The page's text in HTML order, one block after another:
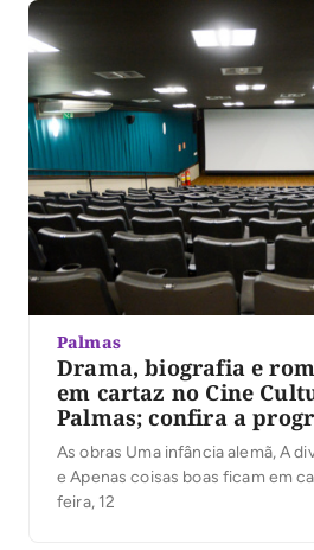
Palmas
Drama, biografia e
em cartaz no Cine
Palmas; confira a
As obras Uma infância alemã, A
e Apenas coisas boas ficam em
feira, 12